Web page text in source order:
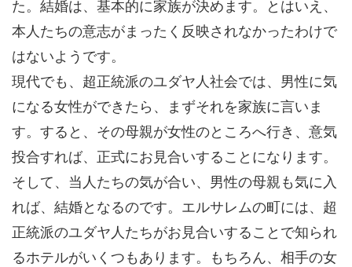
た。結婚は、基本的に家族が決めます。とはいえ、
本人たちの意志がまったく反映されなかったわけで
はないようです。
現代でも、超正統派のユダヤ人社会では、男性に気
になる女性ができたら、まずそれを家族に言いま
す。すると、その母親が女性のところへ行き、意気
投合すれば、正式にお見合いすることになります。
そして、当人たちの気が合い、男性の母親も気に入
れば、結婚となるのです。エルサレムの町には、超
正統派のユダヤ人たちがお見合いすることで知られ
るホテルがいくつもあります。もちろん、相手の女